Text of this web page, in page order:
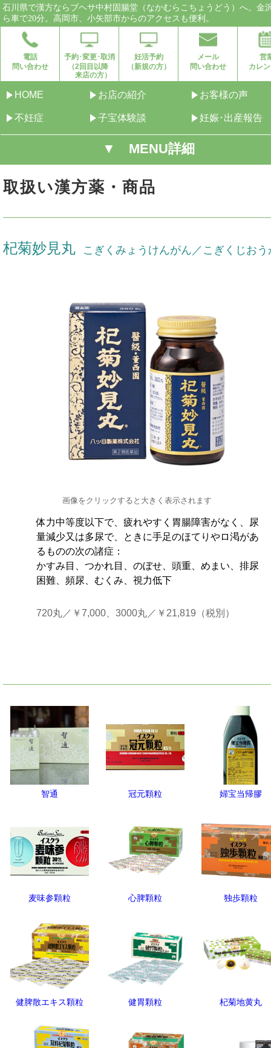
石川県で漢方ならブヘサ中村固腸堂（なかむらこちょうどう）へ。金
ら車で20分。高岡市、小矢部市からのアクセスも便利。
電話
問い合わせ
予約･変更･取消
（2回目以降
来店の方）
妊活予約
（新規の方）
メール
問い合わせ
営
カレ
HOME お店の紹介 お客様の声
不妊症 子宝体験談 妊娠･出産報告
▼ MENU詳細
取扱い漢方薬・商品
杞菊妙見丸 こぎくみょうけんがん／こぎくじおう
画像をクリックすると大きく表示されます
体力中等度以下で、疲れやすく胃腸障害がなく、尿
量減少又は多尿で、ときに手足のほてりやロ渇があ
るものの次の諸症：
かすみ目、つかれ目、のぼせ、頭重、めまい、排尿
困難、頻尿、むくみ、視力低下
720丸／￥7,000、3000丸／￥21,819（税別）
智通 冠元顆粒 婦宝当帰膠
麦味参顆粒 心脾顆粒 独歩顆粒
健脾散エキス顆粒 健胃顆粒 杞菊地黄丸